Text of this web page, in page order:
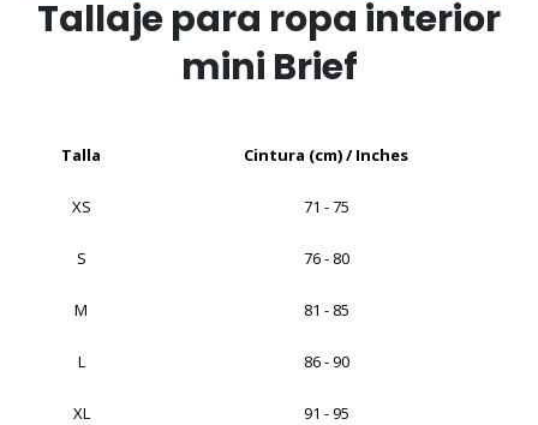
Tallaje para ropa interior
mini Brief
Talla Cintura (cm) / Inches
XS 71 - 75
S 76 - 80
M 81 - 85
L 86 - 90
XL 91 - 95